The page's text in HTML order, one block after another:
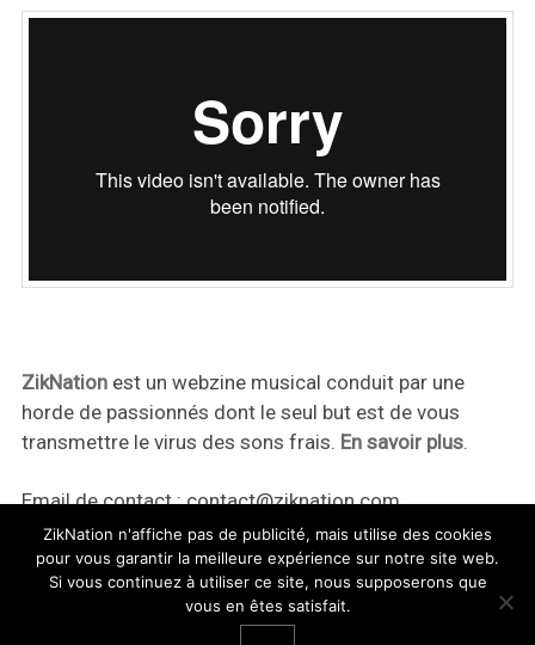
ZikNationest un webzine musical conduit par une
horde de passionnés dont le seul but est de vous
transmettre le virus des sons frais. En savoir plus.
Email de contact :contact@ziknation.com
ZikNation n'affiche pas de publicité, mais utilise des cookies
pour vous garantir la meilleure expérience sur notre site web.
Si vous continuez à utiliser ce site, nous supposerons que
vous en êtes satisfait.